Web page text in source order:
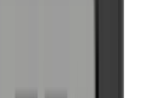
cm)
cm